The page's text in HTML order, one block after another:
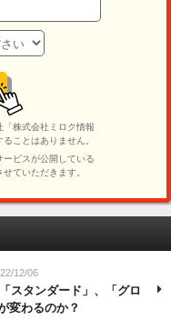
12/06
スタンダード」、「グロ
変わるのか？